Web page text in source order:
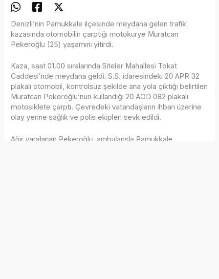
Denizli’nin Pamukkale ilçesinde meydana gelen trafik
kazasında otomobilin çarptığı motokurye Muratcan
Pekeroğlu (25) yaşamını yitirdi.
Kaza, saat 01.00 sıralarında Siteler Mahallesi Tokat
Caddesi’nde meydana geldi. S.S. idaresindeki 20 APR 32
plakalı otomobil, kontrolsüz şekilde ana yola çıktığı belirtilen
Muratcan Pekeroğlu’nun kullandığı 20 AOD 082 plakalı
motosiklete çarptı. Çevredeki vatandaşların ihbarı üzerine
olay yerine sağlık ve polis ekipleri sevk edildi.
Ağır yaralanan Pekeroğlu, ambulansla Pamukkale